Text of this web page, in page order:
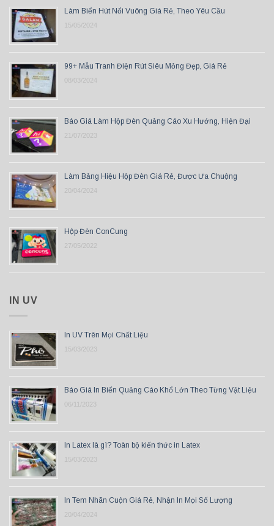
Làm Biển Hút Nổi Vuông Giá Rẻ, Theo Yêu Cầu
15/05/2024
99+ Mẫu Tranh Điện Rút Siêu Mỏng Đẹp, Giá Rẻ
08/03/2024
Báo Giá Làm Hộp Đèn Quảng Cáo Xu Hướng, Hiện Đại
21/07/2023
Làm Bảng Hiệu Hộp Đèn Giá Rẻ, Được Ưa Chuộng
20/04/2024
Hộp Đèn ConCung
27/05/2022
IN UV
In UV Trên Mọi Chất Liệu
15/03/2023
Báo Giá In Biển Quảng Cáo Khổ Lớn Theo Từng Vật Liệu
06/11/2023
In Latex là gì? Toàn bộ kiến thức in Latex
15/03/2023
In Tem Nhãn Cuộn Giá Rẻ, Nhận In Mọi Số Lượng
20/04/2024